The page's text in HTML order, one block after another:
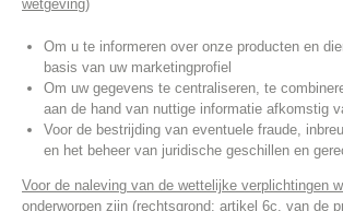
wetgeving)
Om u te informeren over onze producten en
basis van uw marketingprofiel
Om uw gegevens te centraliseren, te
aan de hand van nuttige informatie afkomstig
Voor de bestrijding van eventuele fraude,
en het beheer van juridische geschillen en
Voor de naleving van de wettelijke verplichtingen
onderworpen zijn (rechtsgrond: artikel 6c. van de